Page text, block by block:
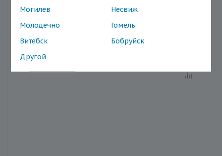
Могилев
Несвиж
Молодечно
Гомель
Витебск
Бобруйск
Другой